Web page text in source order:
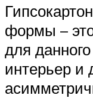
формы –
для
интерьер и